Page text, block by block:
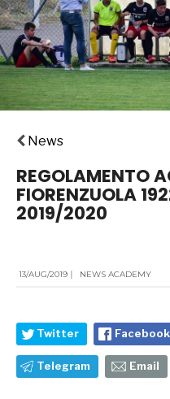
News
REGOLAMENTO
FIORENZUOLA
2019/2020
13/AUG/2019 | NEWS ACADEMY
Twitter Facebook
Telegram Email